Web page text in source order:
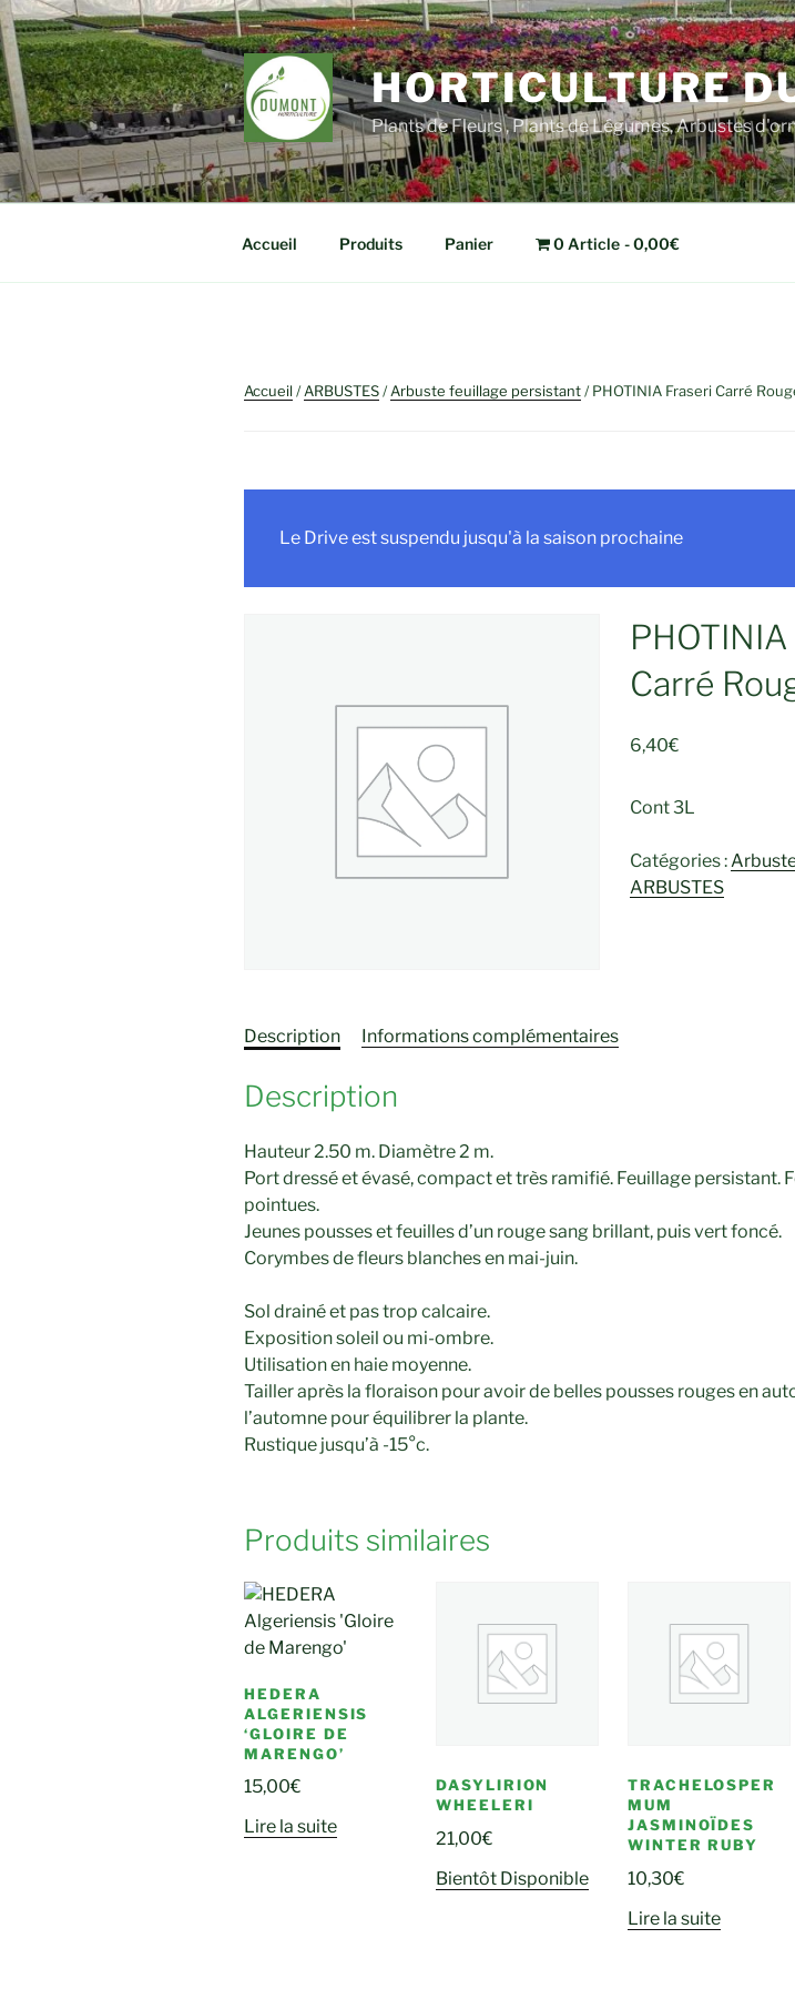
Aller
au
contenu
principal
HORTICULTURE
Plants de Fleurs , Plants de Légumes, Arbustes
Accueil Produits Panier 0 Article 0,00€
Accueil/ARBUSTES/Arbuste feuillage persistant/ PHOTINIA Fraseri Carré
Le Drive est suspendu jusqu'à la saison prochaine
Carré
6,40€
Cont 3L
Catégories :
ARBUSTES
Description Informations complémentaires
Description
Hauteur 2.50 m. Diamètre 2 m.
Port dressé et évasé, compact et très ramifié. Feuillage persistant.
pointues.
Jeunes pousses et feuilles d’un rouge sang brillant, puis vert foncé.
Corymbes de fleurs blanches en mai-juin.
Sol drainé et pas trop calcaire.
Exposition soleil ou mi-ombre.
Utilisation en haie moyenne.
Tailler après la floraison pour avoir de belles pousses rouges en
l’automne pour équilibrer la plante.
Rustique jusqu’à -15°c.
Produits similaires
HEDERA
ALGERIENSIS
‘GLOIRE DE
MARENGO’
15,00€
Lire la suite
DASYLIRION
WHEELERI
21,00€
Bientôt Disponible
TRACHELOSPER
MUM
JASMINOÏDES
WINTER RUBY
10,30€
Lire la suite